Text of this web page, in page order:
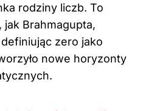
rodziny liczb. To
Brahmagupta,
zero jako
nowe horyzonty